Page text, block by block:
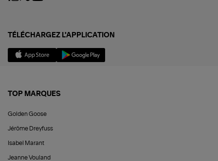
TÉLÉCHARGEZ L'APPLICATION
TOP MARQUES
Golden Goose
Jérôme Dreyfuss
Isabel Marant
Jeanne Vouland